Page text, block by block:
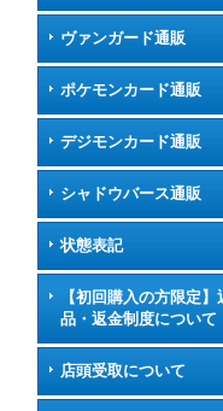
ヴァンガード通販
ポケモンカード通販
デジモンカード通販
シャドウバース通販
状態表記
【初回購入の方限定】
品・返金制度について
店頭受取について